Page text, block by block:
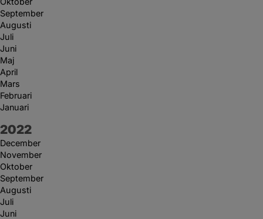
September
Augusti
Juli
Juni
Maj
April
Mars
Februari
Januari
År:
2022
December
November
Oktober
September
Augusti
Juli
Juni